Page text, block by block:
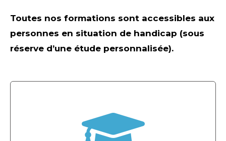
Toutes nos formations sont accessibles aux
personnes en situation de handicap (sous
réserve d’une étude personnalisée).